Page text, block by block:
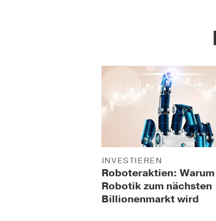
Roboteraktien: Warum
Robotik zum nächsten
Billionenmarkt wird
INVESTIEREN